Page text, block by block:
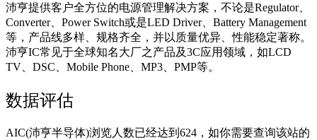
沛亨提供客户全方位的电源管理解决方案，不论是Regulator、
Converter、Power Switch或是LED Driver、Battery Management
等，产品线多样、规格齐全，并以质量优异、性能稳定著称。
沛亨IC常见于全球知名大厂之产品及3C应用领域，如LCD
TV、DSC、Mobile Phone、MP3、PMP等。
数据评估
AIC(沛亨半导体)浏览人数已经达到624，如你需要查询该站的